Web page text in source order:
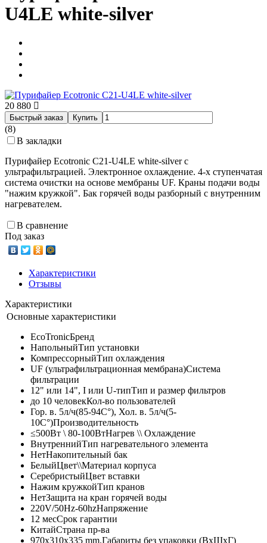
U4LE white-silver
20 880
Быстрый заказ Купить
(8)
В закладки
Пурифайер Ecotronic C21-U4LE white-silver с
ультрафильтрацией. Электронное охлаждение. 4-х ступенчатая
система очистки на основе мембраны UF. Краны подачи воды
"нажим кружкой". Бак горячей воды разборный с внутренним
нагревателем.
В сравнение
Под заказ
Характеристики
Отзывы
Характеристики
Основные характеристики
EcoTronicБренд
НапольныйТип установки
КомпрессорныйТип охлаждения
UF (ультрафильтрационная мембрана)Система
фильтрации
12" или 14", I или U-типТип и размер фильтров
до 10 человекКол-во пользователей
Гор. в. 5л/ч(85-94C°), Хол. в. 5л/ч(5-
10C°)Производительность
≤500Вт \ 80-100ВтНагрев \\ Охлаждение
ВнутреннийТип нагревательного элемента
НетНакопительный бак
БелыйЦвет\\Материал корпуса
СеребристыйЦвет вставки
Нажим кружкойТип кранов
НетЗащита на кран горячей воды
220V/50Hz-60hzНапряжение
12 месСрок гарантии
КитайСтрана пр-ва
970x310x335 mm.Габариты без упаковки (ВxШxГ)